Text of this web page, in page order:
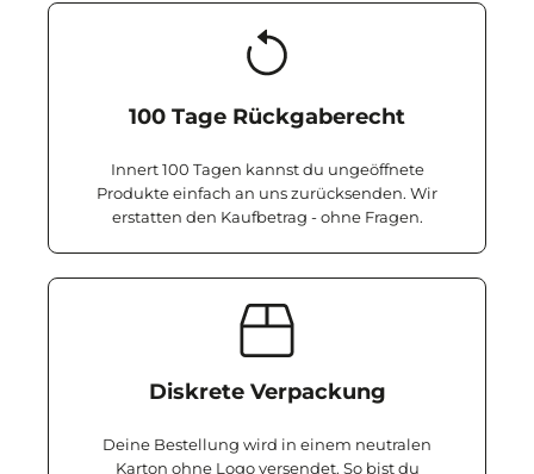
100 Tage Rückgaberecht
Innert 100 Tagen kannst du ungeöffnete
Produkte einfach an uns zurücksenden. Wir
erstatten den Kaufbetrag - ohne Fragen.
Diskrete Verpackung
Deine Bestellung wird in einem neutralen
Karton ohne Logo versendet. So bist du